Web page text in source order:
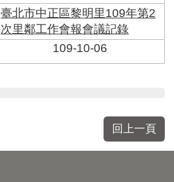
臺北市中正區黎明里109年第2
次里鄰工作會報會議記錄
109-10-06
回上一頁